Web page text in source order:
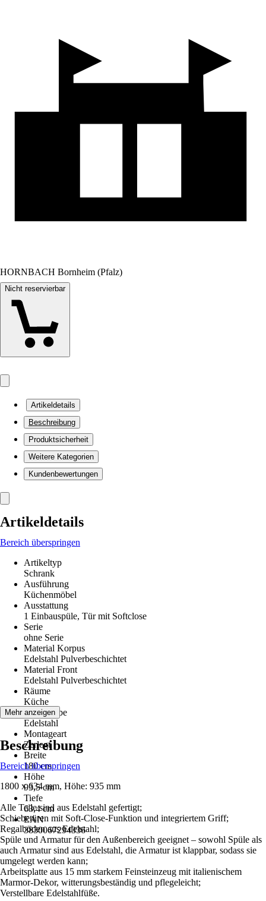
HORNBACH Bornheim (Pfalz)
Nicht reservierbar
Artikeldetails
Beschreibung
Produktsicherheit
Weitere Kategorien
Kundenbewertungen
Artikeldetails
Bereich überspringen
Artikeltyp
Schrank
Ausführung
Küchenmöbel
Ausstattung
1 Einbauspüle, Tür mit Softclose
Serie
ohne Serie
Material Korpus
Edelstahl Pulverbeschichtet
Material Front
Edelstahl Pulverbeschichtet
Räume
Küche
Grundfarbe
Edelstahl
Montageart
Zerlegt
Breite
180 cm
Höhe
93,5 cm
Tiefe
63,4 cm
EAN
3830067294336
Mehr anzeigen
Beschreibung
Bereich überspringen
1800 x 634 mm, Höhe: 935 mm
Alle Teile sind aus Edelstahl gefertigt;
Schiebetüren mit Soft-Close-Funktion und integriertem Griff;
Regalböden aus Edelstahl;
Spüle und Armatur für den Außenbereich geeignet – sowohl Spüle als
auch Armatur sind aus Edelstahl, die Armatur ist klappbar, sodass sie
umgelegt werden kann;
Arbeitsplatte aus 15 mm starkem Feinsteinzeug mit italienischem
Marmor-Dekor, witterungsbeständig und pflegeleicht;
Verstellbare Edelstahlfüße.